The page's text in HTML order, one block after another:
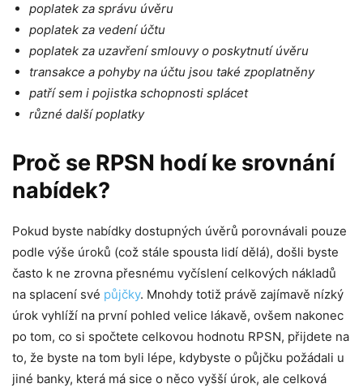
poplatek za správu úvěru
poplatek za vedení účtu
poplatek za uzavření smlouvy o poskytnutí úvěru
transakce a pohyby na účtu jsou také zpoplatněny
patří sem i pojistka schopnosti splácet
různé další poplatky
Proč se RPSN hodí ke srovnání
nabídek?
Pokud byste nabídky dostupných úvěrů porovnávali pouze
podle výše úroků (což stále spousta lidí dělá), došli byste
často k ne zrovna přesnému vyčíslení celkových nákladů
na splacení své půjčky. Mnohdy totiž právě zajímavě nízký
úrok vyhlíží na první pohled velice lákavě, ovšem nakonec
po tom, co si spočtete celkovou hodnotu RPSN, přijdete na
to, že byste na tom byli lépe, kdybyste o půjčku požádali u
jiné banky, která má sice o něco vyšší úrok, ale celková